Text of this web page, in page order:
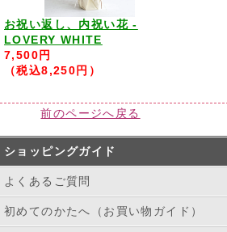
お祝い返し、内祝い花 -
LOVERY WHITE
7,500円
（税込8,250円）
前のページへ戻る
ショッピングガイド
よくあるご質問
初めてのかたへ（お買い物ガイド）